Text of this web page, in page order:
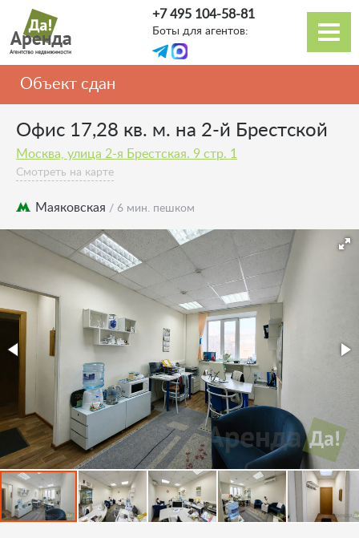
Перейти
основному
содержанию
Основная
навигация
+7 495 104-58-81
Боты для агентов:
Объект сдан
Офис 17,28 кв. м. на 2-й Брестской
Москва, улица 2-я Брестская. 9 стр. 1
Смотреть на карте
Маяковская / 6 мин. пешком